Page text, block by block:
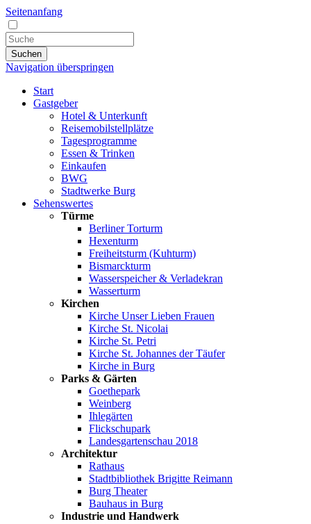
Seitenanfang
Suchen
Navigation überspringen
Start
Gastgeber
Hotel & Unterkunft
Reisemobilstellplätze
Tagesprogramme
Essen & Trinken
Einkaufen
BWG
Stadtwerke Burg
Sehenswertes
Türme
Berliner Torturm
Hexenturm
Freiheitsturm (Kuhturm)
Bismarckturm
Wasserspeicher & Verladekran
Wasserturm
Kirchen
Kirche Unser Lieben Frauen
Kirche St. Nicolai
Kirche St. Petri
Kirche St. Johannes der Täufer
Kirche in Burg
Parks & Gärten
Goethepark
Weinberg
Ihlegärten
Flickschupark
Landesgartenschau 2018
Architektur
Rathaus
Stadtbibliothek Brigitte Reimann
Burg Theater
Bauhaus in Burg
Industrie und Handwerk